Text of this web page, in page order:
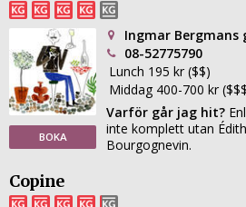
BOKA
Ingmar Bergmans
08-52775790
Lunch 195 kr ($$)
Middag 400-700 kr
Varför går jag hit?
inte komplett utan
Bourgognevin.
Copine